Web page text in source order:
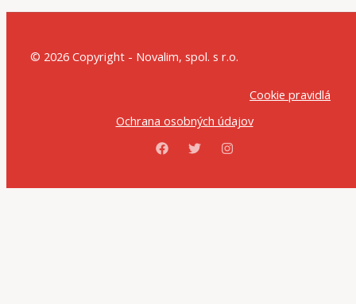
© 2026 Copyright - Novalim, spol. s r.o.
Cookie pravidlá
Ochrana osobných údajov